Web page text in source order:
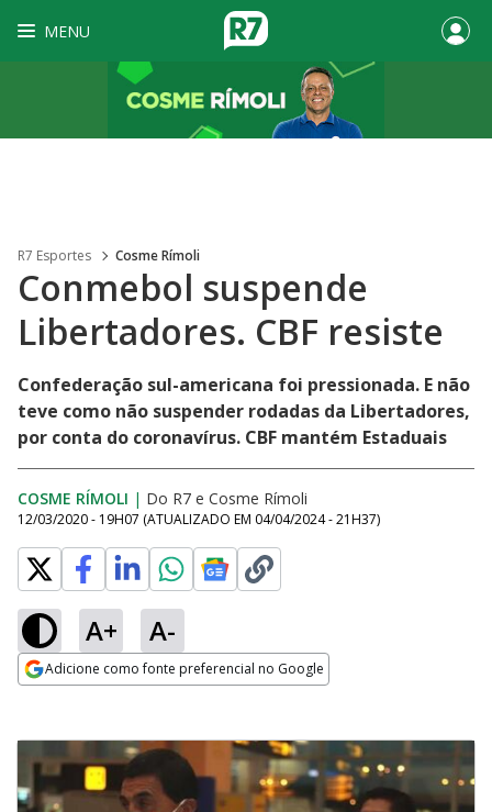
MENU
R7 Esportes Cosme Rímoli
Conmebol suspende
Libertadores. CBF resiste
Confederação sul-americana foi pressionada. E não
teve como não suspender rodadas da Libertadores,
por conta do coronavírus. CBF mantém Estaduais
COSME RÍMOLI | Do R7 e Cosme Rímoli
12/03/2020 - 19H07 (ATUALIZADO EM 04/04/2024 - 21H37)
A+ A-
Adicione como fonte preferencial no Google